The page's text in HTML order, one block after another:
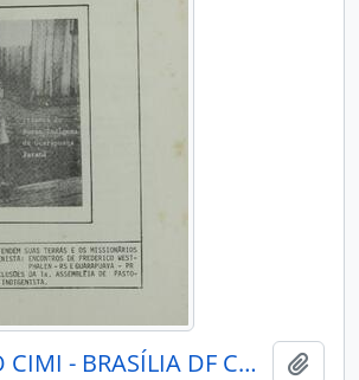
BOLETIM DO CIMI - BRASÍLIA DF CONSELHO INDIGENISTA MISSIONÁRIO - 1975 - Nº24